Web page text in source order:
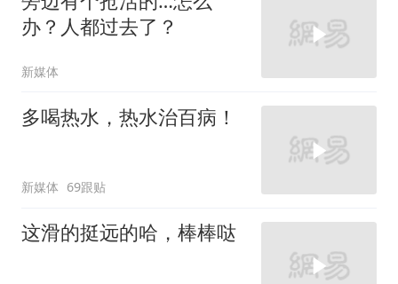
办？人都过去了？
新媒体
多喝热水，热水治百病！
新媒体 69跟贴
这滑的挺远的哈，棒棒哒